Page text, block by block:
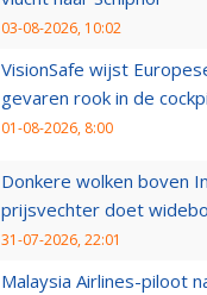
03-08-2026, 10:02
VisionSafe wijst
gevaren rook in de
01-08-2026, 8:00
Donkere wolken boven
prijsvechter doet
31-07-2026, 22:01
Malaysia Airlines-piloot